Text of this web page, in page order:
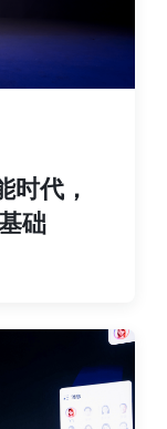
时代，
础